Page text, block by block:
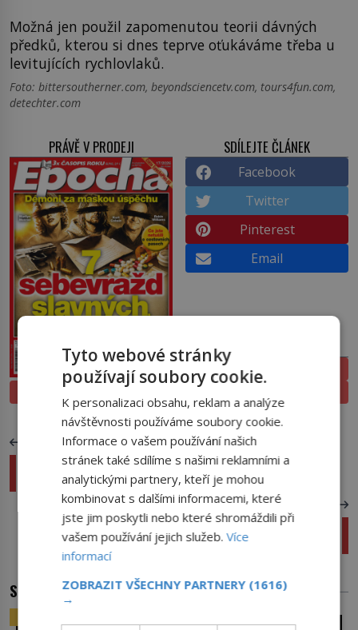
Možná jen použil zapomenutou teorii dávných
předků, kterou si dnes teprve oťukáváme třeba u
levitujících rychlovlaků.
Foto: bittersoutherner.com, beyondsciencetv.com, tours4fun.com,
detechter.com
PRÁVĚ V PRODEJI SDÍLEJTE ČLÁNEK
Facebook
Twitter
Pinterest
Email
ELEKTRONICKÉ
PŘEDCHOZÍ ČLÁNEK
TOP 5 řeckých památek, které musíte na Krétě
navštívit a vidět
DALŠÍ ČLÁNEK
Osvoboditelé se do názvu nehodí: Americké
třídy se v Plzni dočkali teprve po 46 letech
SOUVISEJÍCÍ ČLÁNKY
Tyto webové stránky
používají soubory cookie.
K personalizaci obsahu, reklam a analýze
návštěvnosti používáme soubory cookie.
Informace o vašem používání našich
stránek také sdílíme s našimi reklamními a
analytickými partnery, kteří je mohou
kombinovat s dalšími informacemi, které
jste jim poskytli nebo které shromáždili při
vašem používání jejich služeb.Více
informací
ZOBRAZIT VŠECHNY PARTNERY (1616)
→